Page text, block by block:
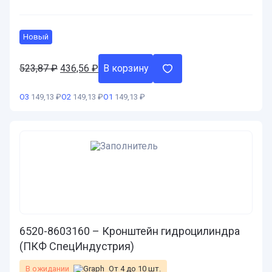
Новый
523,87₽ Первоначальная
523,87 ₽.
436,56 ₽ Текущая
цена:
В корзину
О3 149,13 ₽О2 149,13 ₽О1 149,13 ₽
6520-8603160 – Кронштейн гидроцилиндра
(ПКФ СпецИндустрия)
В ожидании От 4 до 10 шт.